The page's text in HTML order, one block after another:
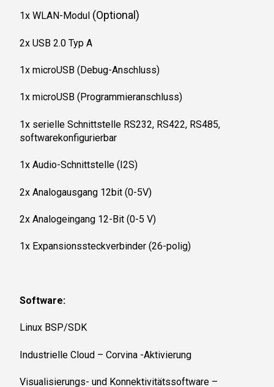
1x WLAN-Modul (Optional)
2x USB 2.0 Typ A
1x microUSB (Debug-Anschluss)
1x microUSB (Programmieranschluss)
1x serielle Schnittstelle RS232, RS422, RS485,
softwarekonfigurierbar
1x Audio-Schnittstelle (I2S)
2x Analogausgang 12bit (0-5V)
2x Analogeingang 12-Bit (0-5 V)
1x Expansionssteckverbinder (26-polig)
Software:
Linux BSP/SDK
Industrielle Cloud – Corvina -Aktivierung
Visualisierungs- und Konnektivitätssoftware –